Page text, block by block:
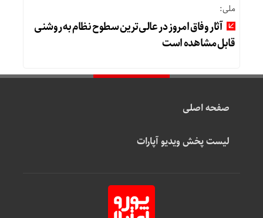
ملی:
آثار وفاق امروز در عالی‌ترین سطوح نظام به روشنی
قابل مشاهده است
صفحه اصلی
لیست پخش ویدیو آپارات